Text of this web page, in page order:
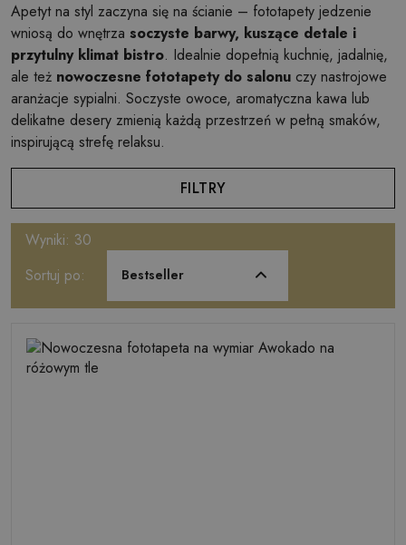
Apetyt na styl zaczyna się na ścianie – fototapety jedzenie
wniosą do wnętrza soczyste barwy, kuszące detale i
przytulny klimat bistro. Idealnie dopełnią kuchnię, jadalnię,
ale też nowoczesne fototapety do salonu czy nastrojowe
aranżacje sypialni. Soczyste owoce, aromatyczna kawa lub
delikatne desery zmienią każdą przestrzeń w pełną smaków,
inspirującą strefę relaksu.
FILTRY
Wyniki: 30
Sortuj po:
Bestseller